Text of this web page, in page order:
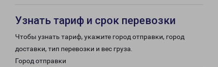
Узнать тариф и срок перевозки
Чтобы узнать тариф, укажите город отправки, город
доставки, тип перевозки и вес груза.
Город отправки